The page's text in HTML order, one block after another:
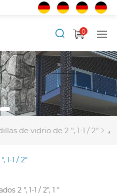
0
de vidrio de 2 ", 1-1 / 2"
1-1 / 2"
2 ", 1-1 / 2", 1 "